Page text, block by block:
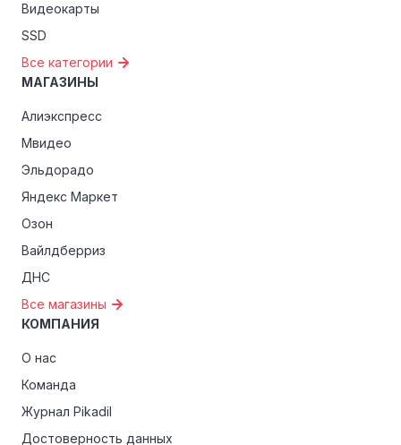
Видеокарты
SSD
Все категории
МАГАЗИНЫ
Алиэкспресс
Мвидео
Эльдорадо
Яндекс Маркет
Озон
Вайлдберриз
ДНС
Все магазины
КОМПАНИЯ
О нас
Команда
Журнал Pikadil
Достоверность данных